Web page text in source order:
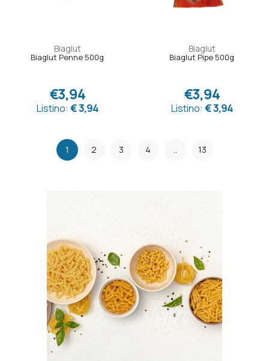
Biaglut
Biaglut Penne 500g
€3,94
Listino: € 3,94
Biaglut
Biaglut Pipe 500g
€3,94
Listino: € 3,94
1 2 3 4 .. 13